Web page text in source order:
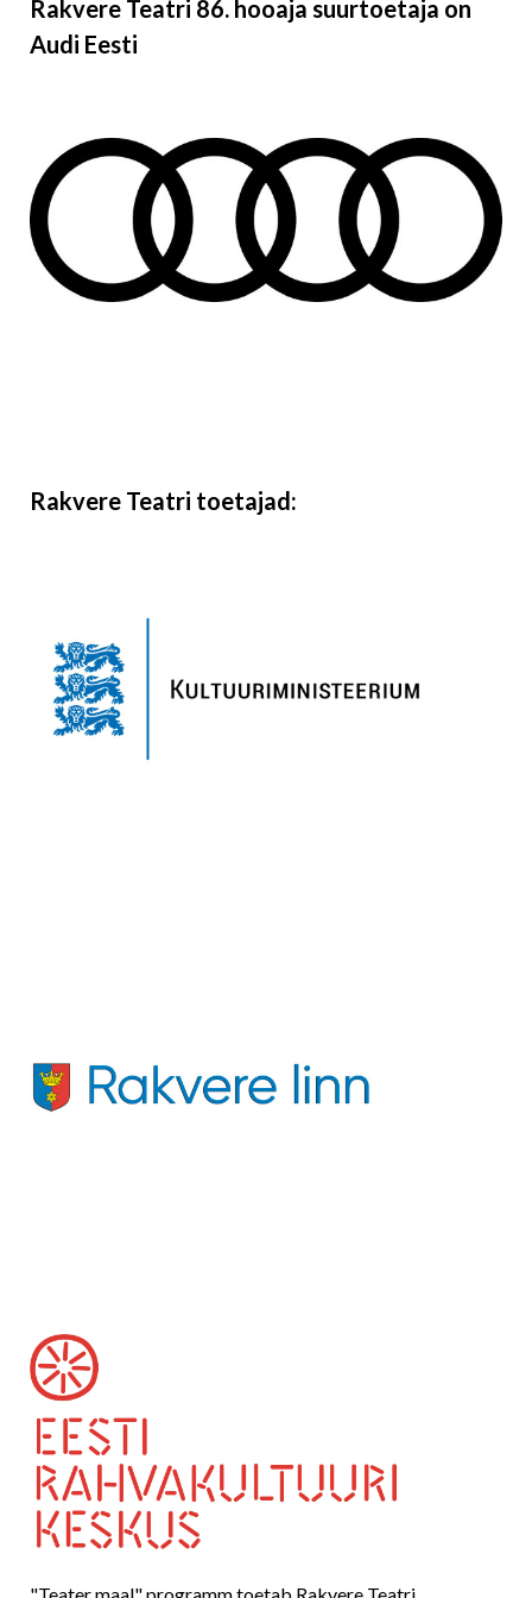
Rakvere Teatri 86. hooaja suurtoetaja on
Audi Eesti
Rakvere Teatri toetajad: